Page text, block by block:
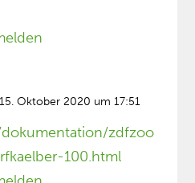
Oktober 2020 um 17:51
zdfzoo
100.html